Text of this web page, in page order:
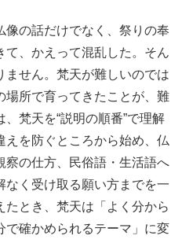
像の話だけでなく、祭りの奉
、かえって混乱した。そん
ません。梵天が難しいのでは
場所で育ってきたことが、難
梵天を“説明の順番”で理解
えを防ぐところから始め、仏
察の仕方、民俗語・生活語へ
く受け取る願い方までを一
とき、梵天は「よく分から
で確かめられるテーマ」に変